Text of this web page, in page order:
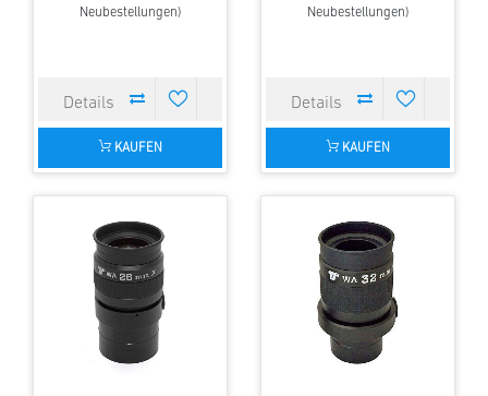
Neubestellungen)
KAUFEN
Neubestellungen)
KAUFEN